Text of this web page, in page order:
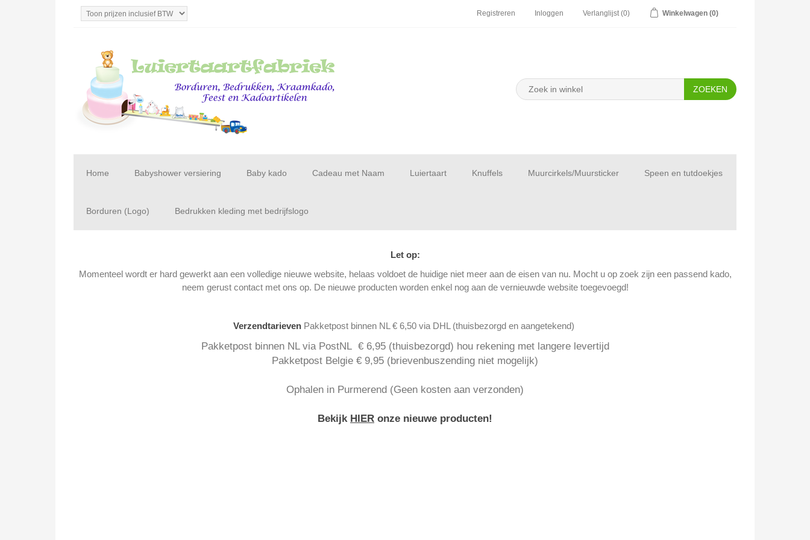
Registreren Inloggen Verlanglijst (0) Winkelwagen (0)
Home Babyshower versiering Baby kado Cadeau met Naam Luiertaart Knuffels Muurcirkels/Muursticker Speen en tutdoekjes
Borduren (Logo) Bedrukken kleding met bedrijfslogo
Let op:
Momenteel wordt er hard gewerkt aan een volledige nieuwe website, helaas voldoet de huidige niet meer aan de eisen van nu. Mocht u op zoek zijn een passend kado,
neem gerust contact met ons op. De nieuwe producten worden enkel nog aan de vernieuwde website toegevoegd!
Verzendtarieven Pakketpost binnen NL € 6,50 via DHL (thuisbezorgd en aangetekend)
Pakketpost binnen NL via PostNL € 6,95 (thuisbezorgd) hou rekening met langere levertijd
Pakketpost Belgie € 9,95 (brievenbuszending niet mogelijk)
Ophalen in Purmerend (Geen kosten aan verzonden)
Bekijk HIER onze nieuwe producten!